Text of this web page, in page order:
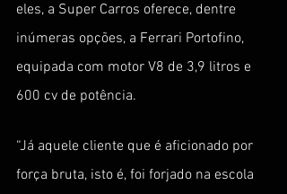
eles, a Super Carros oferece, dentre
inúmeras opções, a Ferrari Portofino,
equipada com motor V8 de 3,9 litros e
600 cv de potência.
“Já aquele cliente que é aficionado por
força bruta, isto é, foi forjado na escola